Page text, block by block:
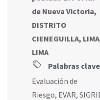
de Nueva Victoria,
DISTRITO
CIENEGUILLA,
LIMA
Palabras
Evaluación de
Riesgo, EVAR,